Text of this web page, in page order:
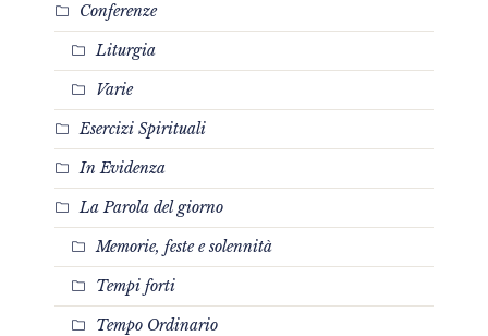
Conferenze
Liturgia
Varie
Esercizi Spirituali
In Evidenza
La Parola del giorno
Memorie, feste e solennità
Tempi forti
Tempo Ordinario